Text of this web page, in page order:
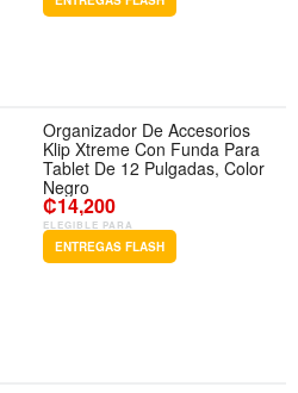
Organizador De Accesorios
Klip Xtreme Con Funda Para
Tablet De 12 Pulgadas, Color
Negro
₡14,200
ELEGIBLE PARA
ENTREGAS FLASH